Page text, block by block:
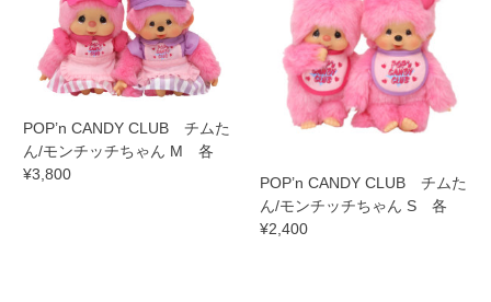
POP’n CANDY CLUB チムた
ん/モンチッチちゃん M 各
¥3,800
POP’n CANDY CLUB チムた
ん/モンチッチちゃん S 各
¥2,400